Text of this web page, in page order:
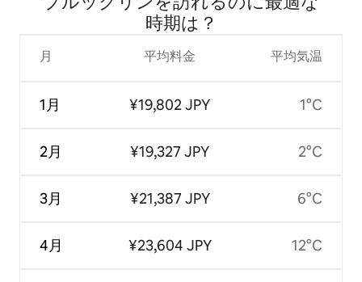
時⁠期⁠は⁠？
月
1月
2月
3月
4月
平均料金
¥19,802 JPY
¥19,327 JPY
¥21,387 JPY
¥23,604 JPY
平均気温
1°C
2°C
6°C
12°C